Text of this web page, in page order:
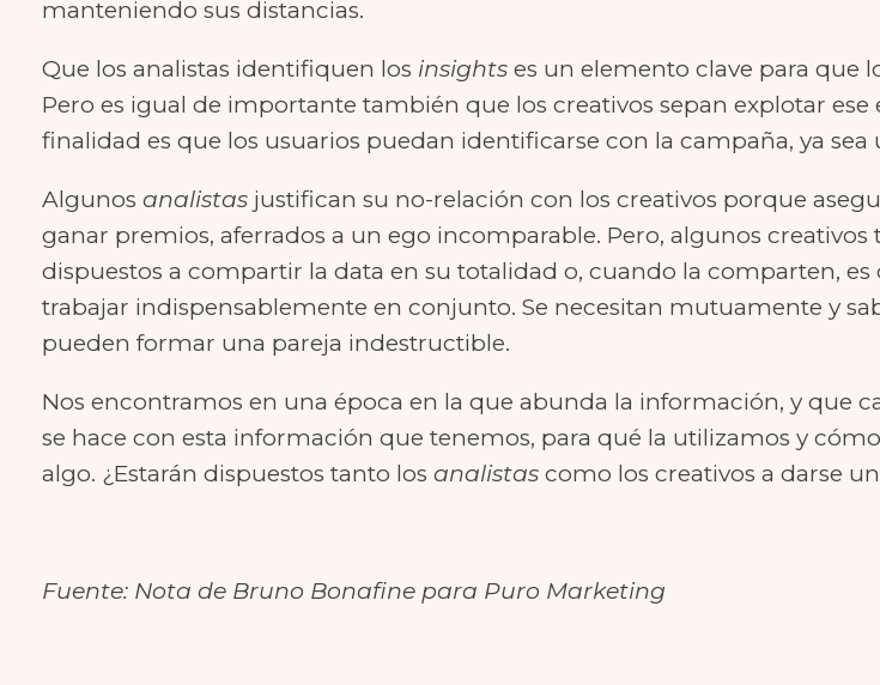
manteniendo sus distancias.
Que los analistas identifiquen los insights es un elemento clave para que
Pero es igual de importante también que los creativos sepan explotar ese
finalidad es que los usuarios puedan identificarse con la campaña, ya
Algunos analistas justifican su no-relación con los creativos porque
ganar premios, aferrados a un ego incomparable. Pero, algunos
dispuestos a compartir la data en su totalidad o, cuando la comparten,
trabajar indispensablemente en conjunto. Se necesitan mutuamente y
pueden formar una pareja indestructible.
Nos encontramos en una época en la que abunda la información, y que
se hace con esta información que tenemos, para qué la utilizamos y
algo. ¿Estarán dispuestos tanto los analistas como los creativos a darse
Fuente: Nota de Bruno Bonafine para Puro Marketing